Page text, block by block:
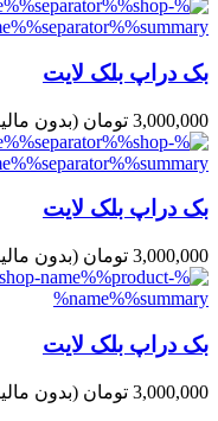
بک دراپ بلک لایت
3,000,000 تومان (بدون
بک دراپ بلک لایت
3,000,000 تومان (بدون
بک دراپ بلک لایت
3,000,000 تومان (بدون